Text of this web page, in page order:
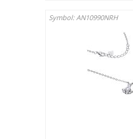
Symbol: AN10990NRH